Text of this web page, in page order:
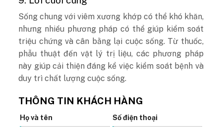
Sống chung với viêm xương khớp có thể khó khăn,
nhưng nhiều phương pháp có thể giúp kiểm soát
triệu chứng và cân bằng lại cuộc sống. Từ thuốc,
phẫu thuật đến vật lý trị liệu, các phương pháp
này giúp cải thiện đáng kể việc kiểm soát bệnh và
duy trì chất lượng cuộc sống.
THÔNG TIN KHÁCH HÀNG
Họ và tên Số điện thoại